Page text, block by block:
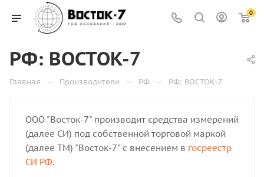
0
РФ: ВОСТОК-7
Главная — Производители — РФ — РФ: ВОСТОК-7
ООО "Восток-7" производит средства измерений
(далее СИ) под собственной торговой маркой
(далее ТМ) "Восток-7" с внесением в госреестр
СИ РФ.